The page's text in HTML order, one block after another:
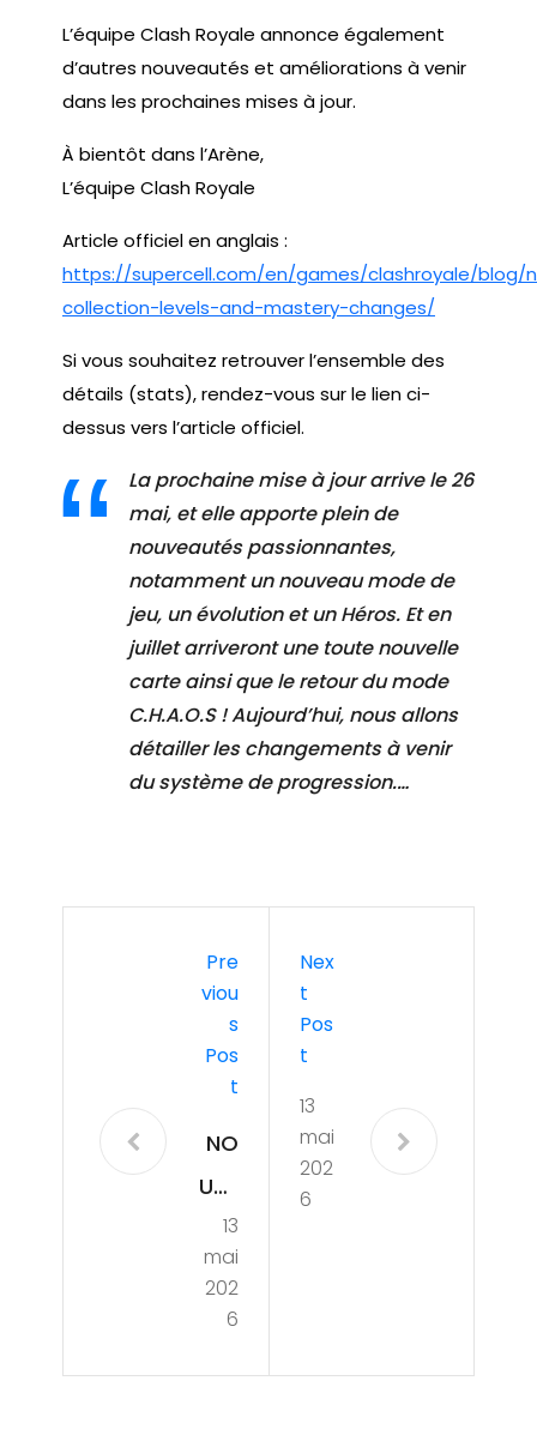
L’équipe Clash Royale annonce également
d’autres nouveautés et améliorations à venir
dans les prochaines mises à jour.
À bientôt dans l’Arène,
L’équipe Clash Royale
Article officiel en anglais :
https://supercell.com/en/games/clashroyale/blog/
collection-levels-and-mastery-changes/
Si vous souhaitez retrouver l’ensemble des
détails (stats), rendez-vous sur le lien ci-
dessus vers l’article officiel.
La prochaine mise à jour arrive le 26
mai, et elle apporte plein de
nouveautés passionnantes,
notamment un nouveau mode de
jeu, un évolution et un Héros. Et en
juillet arriveront une toute nouvelle
carte ainsi que le retour du mode
C.H.A.O.S ! Aujourd’hui, nous allons
détailler les changements à venir
du système de progression.…
Pre
Viou
S
Pos
T
NO
UVE
LLE
CA
RTE
13
mai
202
6
Nex
T
Pos
T
13
mai
202
6